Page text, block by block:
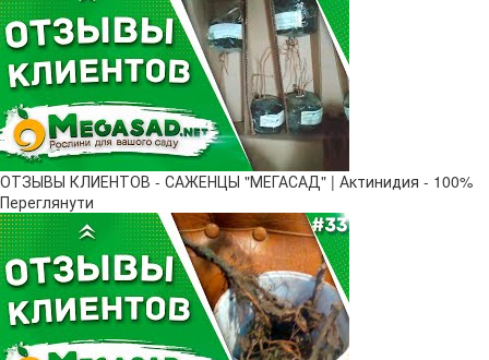
ОТЗЫВЫ КЛИЕНТОВ - САЖЕНЦЫ "МЕГАСАД" | Актинидия - 100%
Переглянути